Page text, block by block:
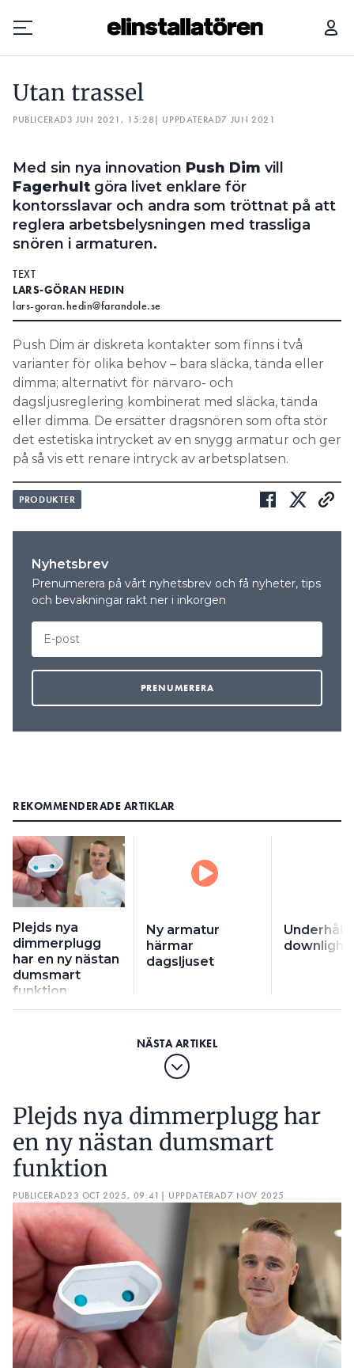
Prenumerera
Lediga jobb
Annonsera
Om tidningen
Personuppgifter
Search for:
Utan trassel
PUBLICERAD3 JUN 2021, 15:28| UPPDATERAD7 JUN 2021
Med sin nya innovation Push Dim vill
Fagerhult göra livet enklare för
kontorsslavar och andra som tröttnat på att
reglera arbetsbelysningen med trassliga
snören i armaturen.
TEXT
LARS-GÖRAN HEDIN
lars-goran.hedin@farandole.se
Push Dim är diskreta kontakter som finns i två
varianter för olika behov – bara släcka, tända eller
dimma; alternativt för närvaro- och
dagsljusreglering kombinerat med släcka, tända
eller dimma. De ersätter dragsnören som ofta stör
det estetiska intrycket av en snygg armatur och ger
på så vis ett renare intryck av arbetsplatsen.
PRODUKTER
Nyhetsbrev
Prenumerera på vårt nyhetsbrev och få nyheter, tips
och bevakningar rakt ner i inkorgen
REKOMMENDERADE ARTIKLAR
Plejds nya
dimmerplugg
har en ny nästan
dumsmart
funktion
Ny armatur
härmar
dagsljuset
downlight
Plejds nya dimmerplugg har
en ny nästan dumsmart
funktion
PUBLICERAD23 OCT 2025, 09:41 | UPPDATERAD7 NOV 2025
UTAN TRASSEL